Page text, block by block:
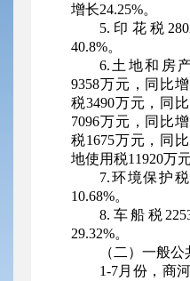
增长24.25%。
5.印花税
40.8%。
6.土地和房
9358万元，同比
税3490万元，同
7096万元，同比
税1675万元，同
地使用税11920万
7.环境保护
10.68%。
8.车船税
29.32%。
（二）一般
1-7月份，商